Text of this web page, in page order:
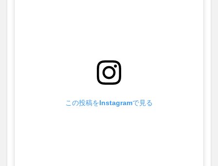
この投稿をInstagramで見る